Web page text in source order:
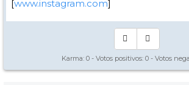
[www.instagram.com]
Karma: 0 - Votos positivos: 0 - Votos